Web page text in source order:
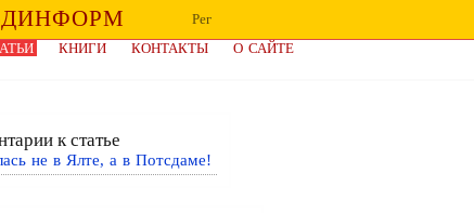
Рег
КНИГИ КОНТАКТЫ О САЙТЕ
к статье
не в Ялте, а в Потсдаме!